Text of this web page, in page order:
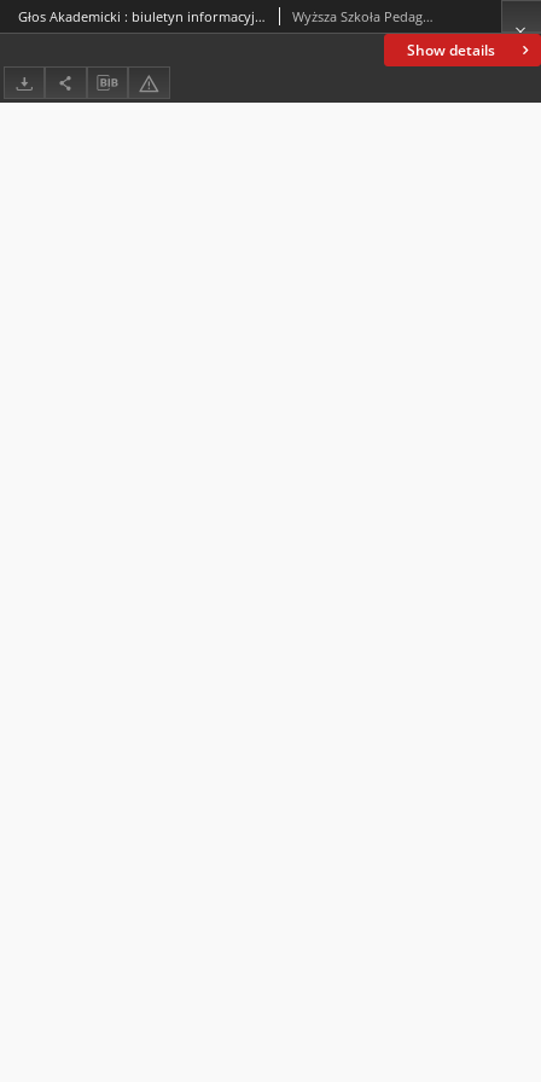
Show details
Głos Akademicki : biuletyn informacyjny WSP. 1997, nr 5 : luty 1997 Wyższa Szkoła Pedagogiczna im. Jana Kochanowskiego (Kielce)